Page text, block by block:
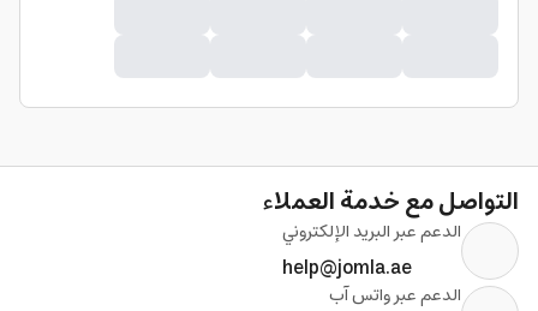
التواصل مع خدمة العملاء
الدعم عبر البريد الإلكتروني
help@jomla.ae
الدعم عبر واتس آب